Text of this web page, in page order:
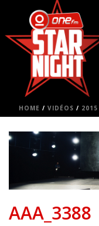
HOME / VIDÉOS / 2015
AAA_3388